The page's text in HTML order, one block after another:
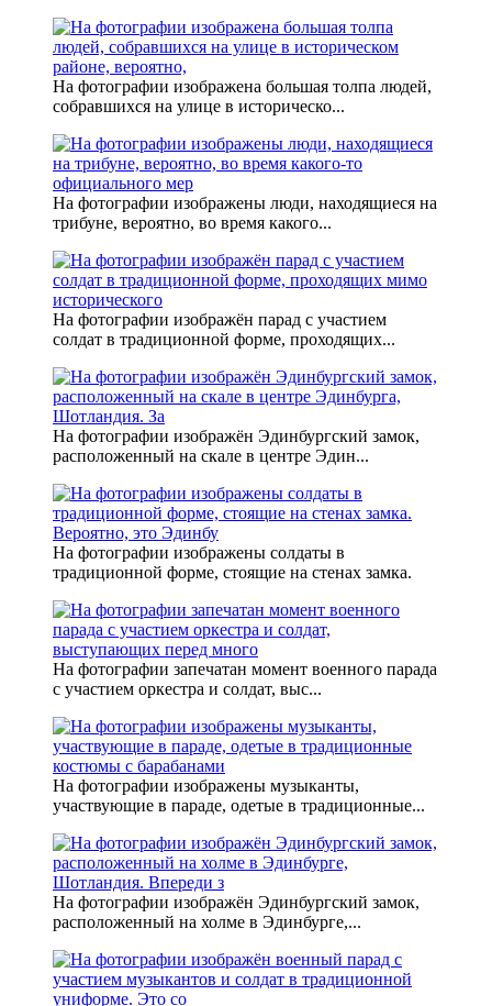
На фотографии изображена большая толпа людей,
собравшихся на улице в историческо...
На фотографии изображены люди, находящиеся на
трибуне, вероятно, во время какого...
На фотографии изображён парад с участием
солдат в традиционной форме, проходящих...
На фотографии изображён Эдинбургский замок,
расположенный на скале в центре Эдин...
На фотографии изображены солдаты в
традиционной форме, стоящие на стенах замка.
На фотографии запечатан момент военного парада
с участием оркестра и солдат, выс...
На фотографии изображены музыканты,
участвующие в параде, одетые в традиционные...
На фотографии изображён Эдинбургский замок,
расположенный на холме в Эдинбурге,...